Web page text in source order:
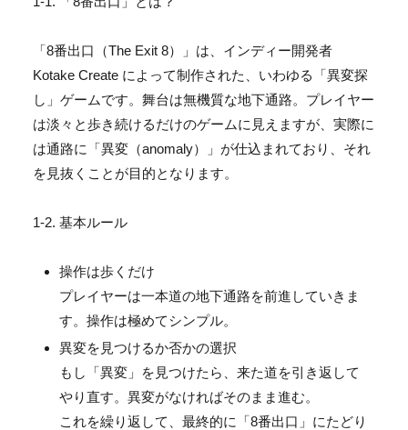
「8番出口（The Exit 8）」は、インディー開発者
Kotake Create によって制作された、いわゆる「異変探
し」ゲームです。 舞台は無機質な地下通路。 プレイヤー
は淡々と歩き続けるだけのゲームに見えますが、 実際に
は通路に「異変（anomaly）」が仕込まれており、 それ
を見抜くことが目的となります。
1-2. 基本ルール
操作は歩くだけ
プレイヤーは一本道の地下通路を前進していきま
す。 操作は極めてシンプル。
異変を見つけるか否かの選択
もし「異変」を見つけたら、来た道を引き返して
やり直す。 異変がなければそのまま進む。
これを繰り返して、最終的に「8番出口」 にたどり